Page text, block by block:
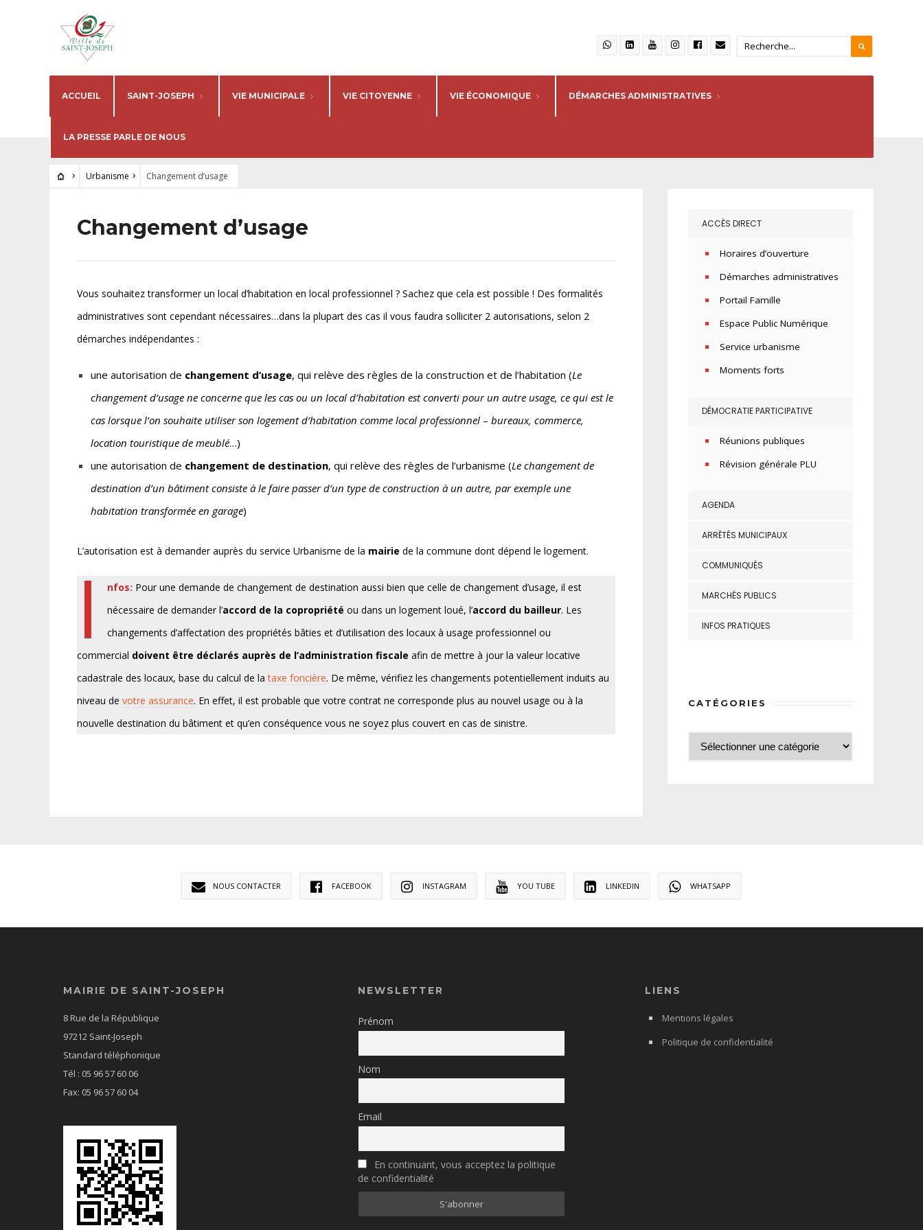
ACCUEIL SAINT-JOSEPH VIE MUNICIPALE VIE CITOYENNE VIE ÉCONOMIQUE DÉMARCHES ADMINISTRATIVES
LA PRESSE PARLE DE NOUS
Urbanisme Changement d’usage
Changement d’usage
Vous souhaitez transformer un local d’habitation en local professionnel ? Sachez que cela est possible ! Des formalités
administratives sont cependant nécessaires…dans la plupart des cas il vous faudra solliciter 2 autorisations, selon 2
démarches indépendantes :
une autorisation de changement d’usage, qui relève des règles de la construction et de l’habitation (Le
changement d’usage ne concerne que les cas ou un local d’habitation est converti pour un autre usage, ce qui est le
cas lorsque l’on souhaite utiliser son logement d’habitation comme local professionnel – bureaux, commerce,
location touristique de meublé…)
une autorisation de changement de destination, qui relève des règles de l’urbanisme (Le changement de
destination d’un bâtiment consiste à le faire passer d’un type de construction à un autre, par exemple une
habitation transformée en garage)
L’autorisation est à demander auprès du service Urbanisme de la mairie de la commune dont dépend le logement.
I nfos: Pour une demande de changement de destination aussi bien que celle de changement d’usage, il est
nécessaire de demander l’accord de la copropriété ou dans un logement loué, l’accord du bailleur. Les
changements d’affectation des propriétés bâties et d’utilisation des locaux à usage professionnel ou
commercial doivent être déclarés auprès de l’administration fiscale afin de mettre à jour la valeur locative
cadastrale des locaux, base du calcul de lataxe foncière. De même, vérifiez les changements potentiellement induits au
niveau de votre assurance. En effet, il est probable que votre contrat ne corresponde plus au nouvel usage ou à la
nouvelle destination du bâtiment et qu’en conséquence vous ne soyez plus couvert en cas de sinistre.
ACCÈS DIRECT
Horaires d’ouverture
Démarches administratives
Portail Famille
Espace Public Numérique
Service urbanisme
Moments forts
DÉMOCRATIE PARTICIPATIVE
Réunions publiques
Révision générale PLU
AGENDA
ARRÊTÉS MUNICIPAUX
COMMUNIQUÉS
MARCHÉS PUBLICS
INFOS PRATIQUES
CATÉGORIES
NOUS CONTACTER FACEBOOK INSTAGRAM YOU TUBE LINKEDIN WHATSAPP
MAIRIE DE SAINT-JOSEPH
8 Rue de la République
97212 Saint-Joseph
Standard téléphonique
Tél : 05 96 57 60 06
Fax: 05 96 57 60 04
NEWSLETTER
Prénom
Nom
Email
En continuant, vous acceptez la politique
de confidentialité
LIENS
Mentions légales
Politique de confidentialité